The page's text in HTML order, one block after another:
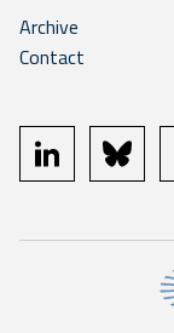
Archive
Contact
linkedin bluesky